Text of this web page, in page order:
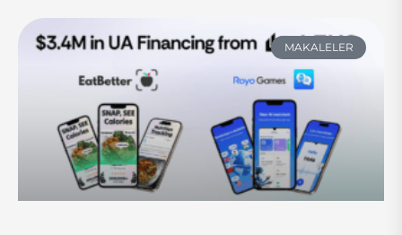
MAKALELER